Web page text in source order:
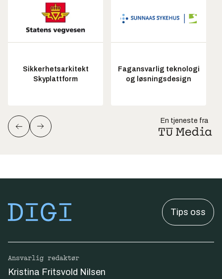
Sikkerhetsarkitekt
Skyplattform
Fagansvarlig teknologi
og løsningsdesign
En tjeneste fra
Tips oss
Ansvarlig redaktør
Kristina Fritsvold Nilsen